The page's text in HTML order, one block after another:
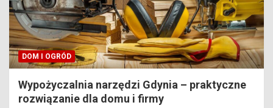
DOM I OGRÓD
Wypożyczalnia narzędzi Gdynia – praktyczne
rozwiązanie dla domu i firmy